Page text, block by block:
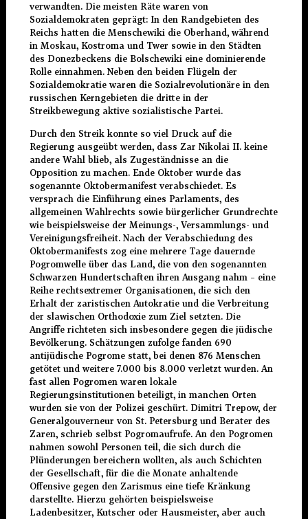
verwandten. Die meisten Räte waren von
Sozialdemokraten geprägt: In den Randgebieten des
Reichs hatten die Menschewiki die Oberhand, während
in Moskau, Kostroma und Twer sowie in den Städten
des Donezbeckens die Bolschewiki eine dominierende
Rolle einnahmen. Neben den beiden Flügeln der
Sozialdemokratie waren die Sozialrevolutionäre in den
russischen Kerngebieten die dritte in der
Streikbewegung aktive sozialistische Partei.
Durch den Streik konnte so viel Druck auf die
Regierung ausgeübt werden, dass Zar Nikolai II. keine
andere Wahl blieb, als Zugeständnisse an die
Opposition zu machen. Ende Oktober wurde das
sogenannte Oktobermanifest verabschiedet. Es
versprach die Einführung eines Parlaments, des
allgemeinen Wahlrechts sowie bürgerlicher Grundrechte
wie beispielsweise der Meinungs-, Versammlungs- und
Vereinigungsfreiheit. Nach der Verabschiedung des
Oktobermanifests zog eine mehrere Tage dauernde
Pogromwelle über das Land, die von den sogenannten
Schwarzen Hundertschaften ihren Ausgang nahm – eine
Reihe rechtsextremer Organisationen, die sich den
Erhalt der zaristischen Autokratie und die Verbreitung
der slawischen Orthodoxie zum Ziel setzten. Die
Angriffe richteten sich insbesondere gegen die jüdische
Bevölkerung. Schätzungen zufolge fanden 690
antijüdische Pogrome statt, bei denen 876 Menschen
getötet und weitere 7.000 bis 8.000 verletzt wurden. An
fast allen Pogromen waren lokale
Regierungsinstitutionen beteiligt, in manchen Orten
wurden sie von der Polizei geschürt. Dimitri Trepow, der
Generalgouverneur von St. Petersburg und Berater des
Zaren, schrieb selbst Pogromaufrufe. An den Pogromen
nahmen sowohl Personen teil, die sich durch die
Plünderungen bereichern wollten, als auch Schichten
der Gesellschaft, für die die Monate anhaltende
Offensive gegen den Zarismus eine tiefe Kränkung
darstellte. Hierzu gehörten beispielsweise
Ladenbesitzer, Kutscher oder Hausmeister, aber auch